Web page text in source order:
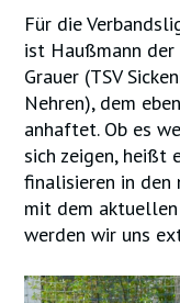
Für die
ist Haußmann
Grauer (TSV
Nehren), dem
anhaftet. Ob es
sich zeigen, heißt
finalisieren in den
mit dem aktuellen
werden wir uns